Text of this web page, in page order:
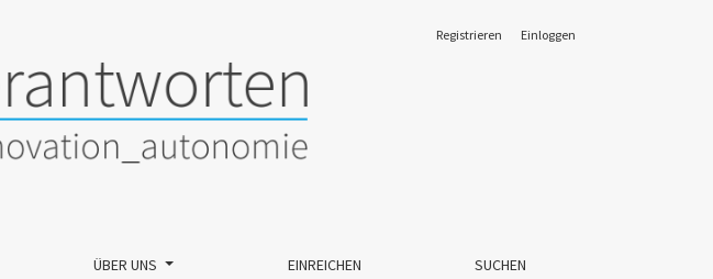
ÜBER UNS EINREICHEN SUCHEN
Registrieren Einloggen